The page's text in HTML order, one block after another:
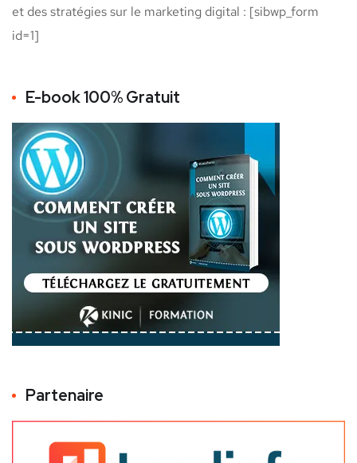
et des stratégies sur le marketing digital : [sibwp_form
id=1]
E-book 100% Gratuit
Partenaire